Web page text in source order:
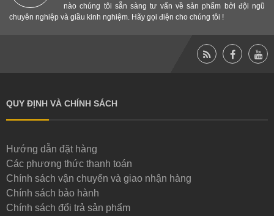
Quan sát kỹ thì đầu bu lông có một ty nhọn đế bám vào
thân khung dầm cho chắc
nào chúng tôi sẵn sàng tư vấn về sản phẩm bởi đội ngũ
chuyên nghiệp và giầu kinh nghiệm. Hãy gọi điện cho chúng tôi !
QUY ĐỊNH VÀ CHÍNH SÁCH
Hướng dẫn đặt hàng
Các phương thức thanh toán
Chính sách vận chuyển và giao nhận hàng
Chính sách bảo hành
Chính sách đổi trả sản phẩm